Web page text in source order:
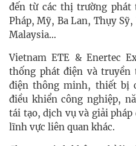
đến từ các thị trường phát
Pháp, Mỹ, Ba Lan, Thụy
Malaysia…
Vietnam ETE & Enertec
thống phát điện và
điện thông minh, thiết bị
điều khiển công nghiệp,
tái tạo, dịch vụ và giải
lĩnh vực liên quan khác.